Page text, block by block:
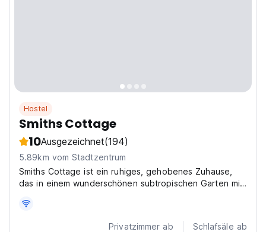
Hostel
Smiths Cottage
10Ausgezeichnet(194)
5.89km vom Stadtzentrum
Smiths Cottage ist ein ruhiges, gehobenes Zuhause,
das in einem wunderschönen subtropischen Garten mit
Privatzimmer ab Schlafsäle ab